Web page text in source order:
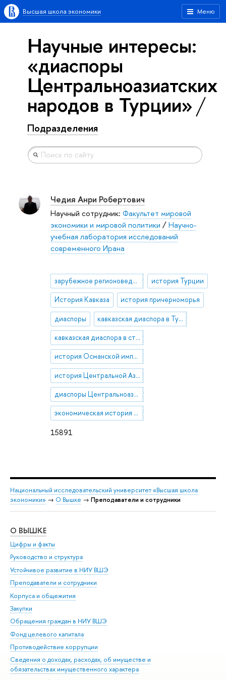
Меню
Высшая школа экономики
Научные интересы:
«диаспоры
Центральноазиатских
народов в Турции»
Подразделения
15891
Чедия Анри Робертович
Научный сотрудник: Факультет мировой
экономики и мировой политики /Научно-
учебная лаборатория исследований
современного Ирана
зарубежное регионоведение история Турции
История Кавказа история причерноморья
диаспоры кавказская диаспора в Турции
кавказская диаспора в странах Ближнего Востока и Северной Африки
история Османской империи
история Центральной Азии
диаспоры Центральноазиатских народов в Турции
экономическая история Кавказа, Турции, Центральной Азии
Национальный исследовательский университет «Высшая школа
экономики» → О Вышке → Преподаватели и сотрудники
О ВЫШКЕ
Цифры и факты
Руководство и структура
Устойчивое развитие в НИУ ВШЭ
Преподаватели и сотрудники
Корпуса и общежития
Закупки
Обращения граждан в НИУ ВШЭ
Фонд целевого капитала
Противодействие коррупции
Сведения о доходах, расходах, об имуществе и
обязательствах имущественного характера